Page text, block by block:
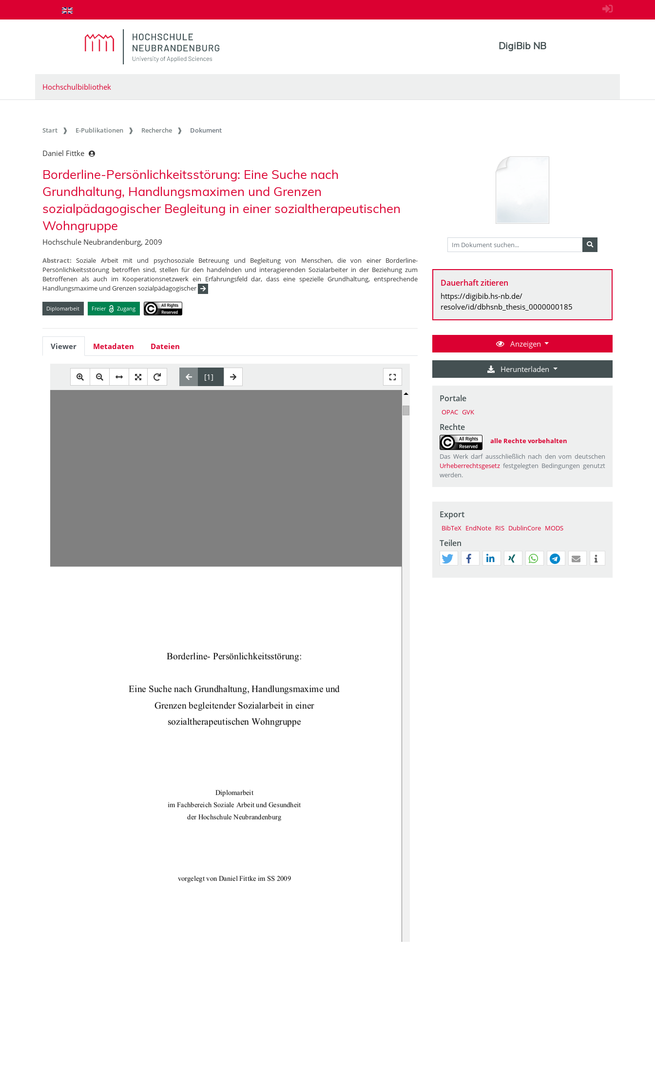
zum Inhalt springen
DigiBib NB
Hochschulbibliothek
Start E-Publikationen Recherche Dokument
Daniel Fittke
Borderline-Persönlichkeitsstörung: Eine Suche nach
Grundhaltung, Handlungsmaximen und Grenzen
sozialpädagogischer Begleitung in einer sozialtherapeutischen
Wohngruppe
Hochschule Neubrandenburg, 2009
Abstract:Soziale Arbeit mit und psychosoziale Betreuung und Begleitung von Menschen, die von einer Borderline-
Persönlichkeitsstörung betroffen sind, stellen für den handelnden und interagierenden Sozialarbeiter in der Beziehung zum
Betroffenen als auch im Kooperationsnetzwerk ein Erfahrungsfeld dar, dass eine spezielle Grundhaltung, entsprechende
Handlungsmaxime und Grenzen sozialpädagogischer
Diplomarbeit Freier Zugang
Viewer Metadaten Dateien
Borderline- Persönlichkeitsstörung:
Eine Suche nach Grundhaltung, Handlungsmaxime und
Grenzen begleitender Sozialarbeit in einer
sozialtherapeutischen Wohngruppe
Diplomarbeit
im Fachbereich Soziale Arbeit und Gesundheit
der Hochschule Neubrandenburg
vorgelegt von Daniel Fittke im SS 2009
Dauerhaft zitieren
https://digibib.hs-nb.de/
resolve/id/dbhsnb_thesis_0000000185
Anzeigen
Herunterladen
Portale
OPAC GVK
Rechte
alle Rechte vorbehalten
Das Werk darf ausschließlich nach den vom deutschen
Urheberrechtsgesetz festgelegten Bedingungen genutzt
werden.
Export
BibTeX EndNote RIS DublinCore MODS
Teilen